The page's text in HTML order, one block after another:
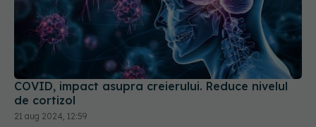
COVID, impact asupra creierului. Reduce nivelul
de cortizol